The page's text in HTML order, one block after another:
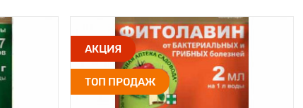
АКЦИЯ
ТОП ПРОДАЖ